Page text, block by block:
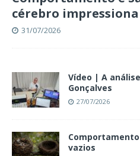
cérebro impressiona
31/07/2026
Vídeo | A
Gonçalves
27/07/2026
vazios